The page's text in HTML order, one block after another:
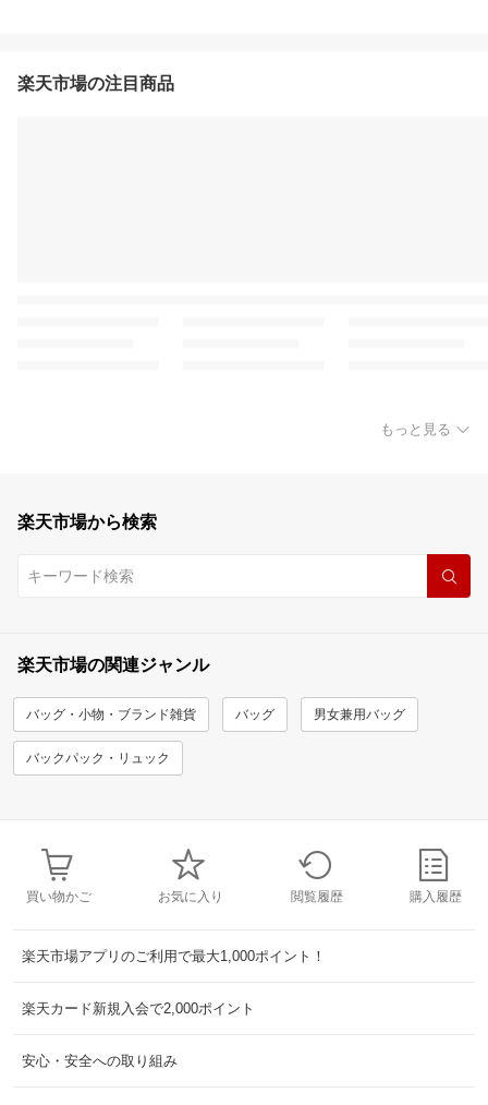
楽天市場の注目商品
もっと見る
楽天市場から検索
楽天市場の関連ジャンル
バッグ・小物・ブランド雑貨 バッグ 男女兼用バッグ
バックパック・リュック
買い物かご お気に入り 閲覧履歴 購入履歴
楽天市場アプリのご利用で最大1,000ポイント！
楽天カード新規入会で2,000ポイント
安心・安全への取り組み